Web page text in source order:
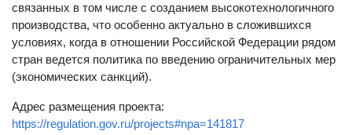
связанных в том числе с созданием высокотехнологичного
производства, что особенно актуально в сложившихся
условиях, когда в отношении Российской Федерации рядом
стран ведется политика по введению ограничительных мер
(экономических санкций).
Адрес размещения проекта:
https://regulation.gov.ru/projects#npa=141817